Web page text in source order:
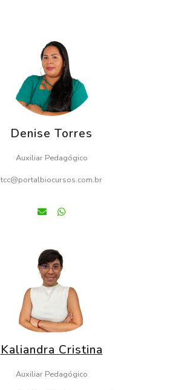
Denise Torres
Auxiliar Pedagógico
tcc@portalbiocursos.com.br
Kaliandra Cristina
Auxiliar Pedagógico